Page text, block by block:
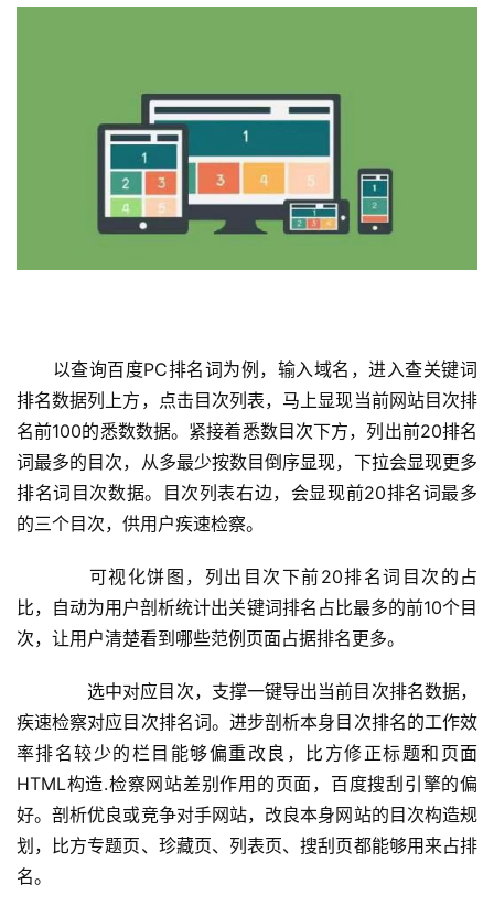
以查询百度PC排名词为例，输入域名，进入查关键词
排名数据列上方，点击目次列表，马上显现当前网站目次排
名前100的悉数数据。紧接着悉数目次下方，列出前20排名
词最多的目次，从多最少按数目倒序显现，下拉会显现更多
排名词目次数据。目次列表右边，会显现前20排名词最多
的三个目次，供用户疾速检察。
可视化饼图，列出目次下前20排名词目次的占
比，自动为用户剖析统计出关键词排名占比最多的前10个目
次，让用户清楚看到哪些范例页面占据排名更多。
选中对应目次，支撑一键导出当前目次排名数据，
疾速检察对应目次排名词。进步剖析本身目次排名的工作效
率排名较少的栏目能够偏重改良，比方修正标题和页面
HTML构造.检察网站差别作用的页面，百度搜刮引擎的偏
好。剖析优良或竞争对手网站，改良本身网站的目次构造规
划，比方专题页、珍藏页、列表页、搜刮页都能够用来占排
名。